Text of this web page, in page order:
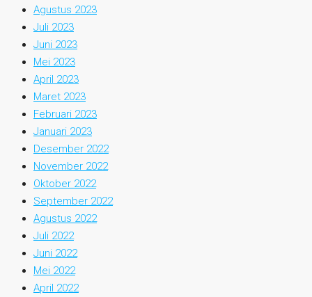
Agustus 2023
Juli 2023
Juni 2023
Mei 2023
April 2023
Maret 2023
Februari 2023
Januari 2023
Desember 2022
November 2022
Oktober 2022
September 2022
Agustus 2022
Juli 2022
Juni 2022
Mei 2022
April 2022